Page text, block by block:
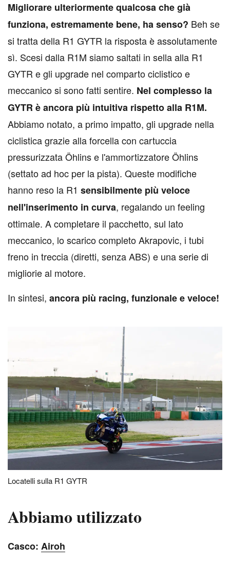
Migliorare ulteriormente qualcosa che già
funziona, estremamente bene, ha senso? Beh se
si tratta della R1 GYTR la risposta è assolutamente
sì. Scesi dalla R1M siamo saltati in sella alla R1
GYTR e gli upgrade nel comparto ciclistico e
meccanico si sono fatti sentire. Nel complesso la
GYTR è ancora più intuitiva rispetto alla R1M.
Abbiamo notato, a primo impatto, gli upgrade nella
ciclistica grazie alla forcella con cartuccia
pressurizzata Öhlins e l'ammortizzatore Öhlins
(settato ad hoc per la pista). Queste modifiche
hanno reso la R1 sensibilmente più veloce
nell'inserimento in curva, regalando un feeling
ottimale. A completare il pacchetto, sul lato
meccanico, lo scarico completo Akrapovic, i tubi
freno in treccia (diretti, senza ABS) e una serie di
migliorie al motore.
In sintesi, ancora più racing, funzionale e veloce!
Locatelli sulla R1 GYTR
Abbiamo utilizzato
Casco: Airoh